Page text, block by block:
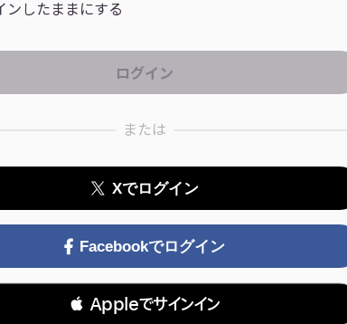
ンしたままにする
または
Xでログイン
Facebookでログイン
 Appleでサインイン